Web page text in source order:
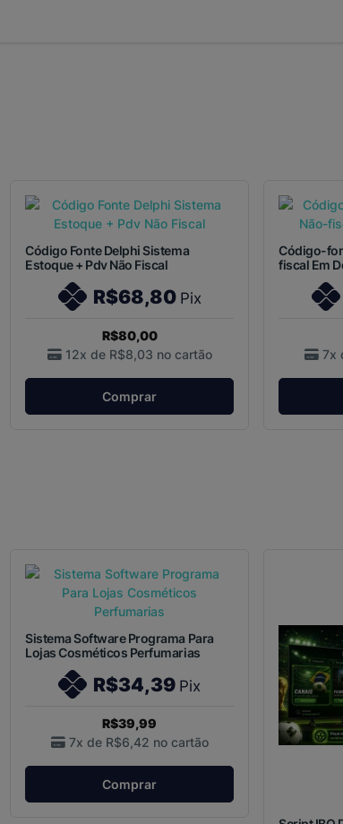
Código Fonte Delphi Sistema
Estoque + Pdv Não Fiscal
R$68,80 Pix
R$80,00
12x de R$8,03 no cartão
Comprar
Código-
fiscal Em
7x
Sistema Software Programa Para
Lojas Cosméticos Perfumarias
R$34,39 Pix
R$39,99
7x de R$6,42 no cartão
Comprar